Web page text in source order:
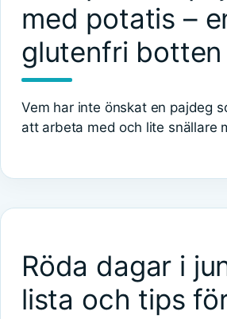
med potatis –
glutenfri botten
Vem har inte önskat en pajdeg
att arbeta med och lite snällare
Röda dagar i
lista och tips